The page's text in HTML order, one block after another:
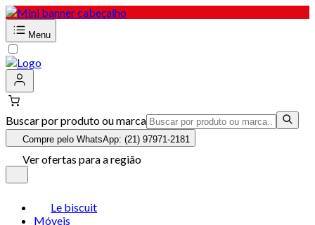
Menu
Buscar por produto ou marca
Compre pelo WhatsApp: (21) 97971-2181
Ver ofertas para a região
Le biscuit
Móveis